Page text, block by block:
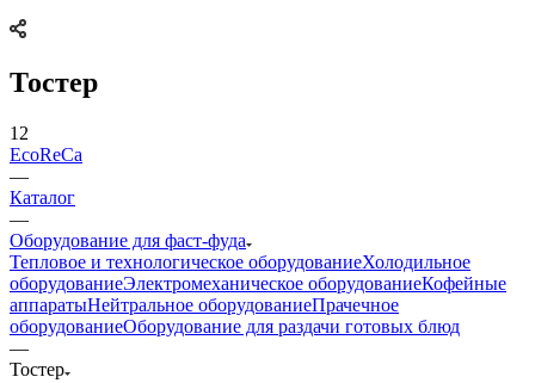
Тостер
12
EcoReCa
—
Каталог
—
Оборудование для фаст-фуда
Тепловое и технологическое оборудованиеХолодильное
оборудованиеЭлектромеханическое оборудованиеКофейные
аппаратыНейтральное оборудованиеПрачечное
оборудованиеОборудование для раздачи готовых блюд
—
Тостер